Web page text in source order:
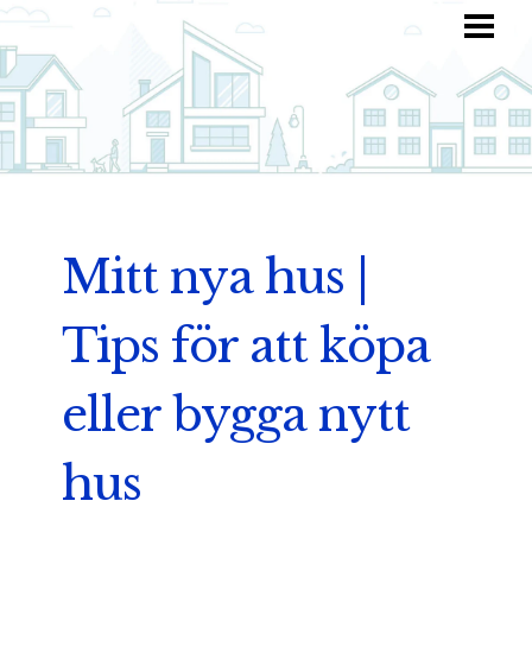
HITTA INSPIRATION
TOTALKOSTNAD
ANVÄND DIN FANTASI
Mitt nya hus |
Tips för att köpa
eller bygga nytt
hus